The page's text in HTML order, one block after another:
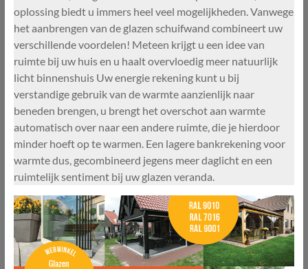
oplossing biedt u immers heel veel mogelijkheden. Vanwege
het aanbrengen van de glazen schuifwand combineert uw
verschillende voordelen! Meteen krijgt u een idee van
ruimte bij uw huis en u haalt overvloedig meer natuurlijk
licht binnenshuis Uw energie rekening kunt u bij
verstandige gebruik van de warmte aanzienlijk naar
beneden brengen, u brengt het overschot aan warmte
automatisch over naar een andere ruimte, die je hierdoor
minder hoeft op te warmen. Een lagere bankrekening voor
warmte dus, gecombineerd jegens meer daglicht en een
ruimtelijk sentiment bij uw glazen veranda.